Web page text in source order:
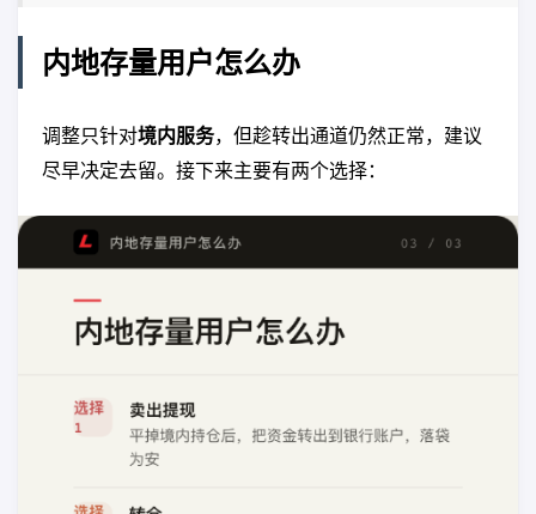
内地存量用户怎么办
调整只针对境内服务，但趁转出通道仍然正常，建议
尽早决定去留。接下来主要有两个选择：